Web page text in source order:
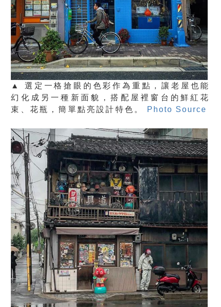
▲ 選定一格搶眼的色彩作為重點，讓老屋也能
幻化成另一種新面貌，搭配屋裡窗台的鮮紅花
束、花瓶，簡單點亮設計特色。 Photo Source